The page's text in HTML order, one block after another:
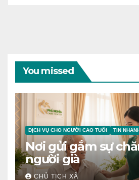
You missed
DỊCH VỤ CHO NGƯỜI CAO TUỔI TIN
Nơi gửi gắm sự
người già
CHỦ TỊCH XÃ